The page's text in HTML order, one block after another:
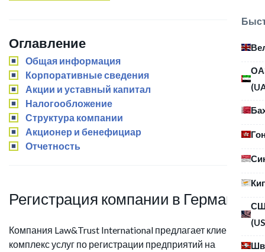
Оглавление
Общая информация
Корпоративные сведения
Акции и уставный капитал
Налогообложение
Структура компании
Акционер и бенефициар
Отчетность
Регистрация компании в Германии
Компания Law&Trust International предлагает клиентам
комплекс услуг по регистрации предприятий на